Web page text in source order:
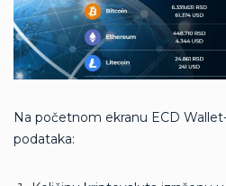
Na početnom ekranu ECD
podataka: